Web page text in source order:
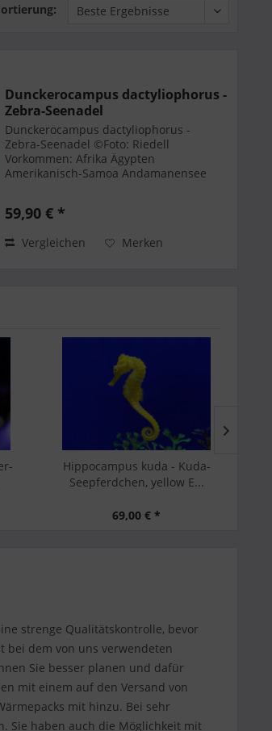
Dunckerocampus dactyliophorus -
Zebra-Seenadel
Dunckerocampus dactyliophorus -
Zebra-Seenadel ©Foto: Riedell
Vorkommen: Afrika Ägypten
Amerikanisch-Samoa Andamanensee
Celebesesee China Fidschi...
59,90 € *
Vergleichen Merken
Hippocampus kuda - Kuda-
Seepferdchen, orange E...
69,00 € *
strenge Qualitätskontrolle, bevor
bei dem von uns verwendeten
Sie besser planen und dafür
mit einem auf den Versand von
mit hinzu. Bei sehr
Sie haben auch die Möglichkeit mit